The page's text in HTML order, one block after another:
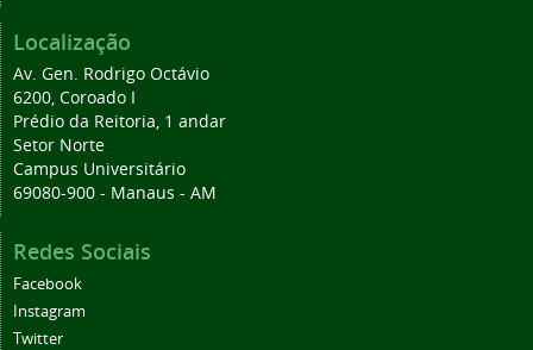
Localização
Av. Gen. Rodrigo Octávio
6200, Coroado I
Prédio da Reitoria, 1 andar
Setor Norte
Campus Universitário
69080-900 - Manaus - AM
Redes Sociais
Facebook
Instagram
Twitter